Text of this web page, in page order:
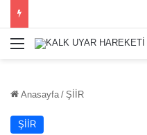
Menü
Anasayfa / ŞİİR
ŞİİR